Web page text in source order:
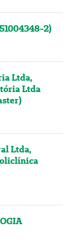
2)
Ltda,
Ltda
Ltda,